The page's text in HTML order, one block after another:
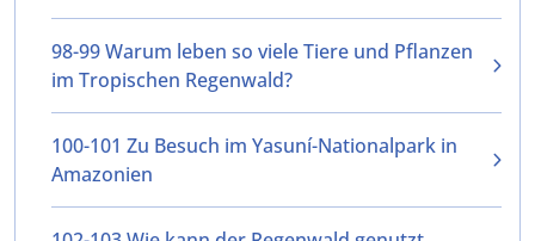
98-99 Warum leben so viele Tiere und Pflanzen
im Tropischen Regenwald?
100-101 Zu Besuch im Yasuní-Nationalpark in
Amazonien